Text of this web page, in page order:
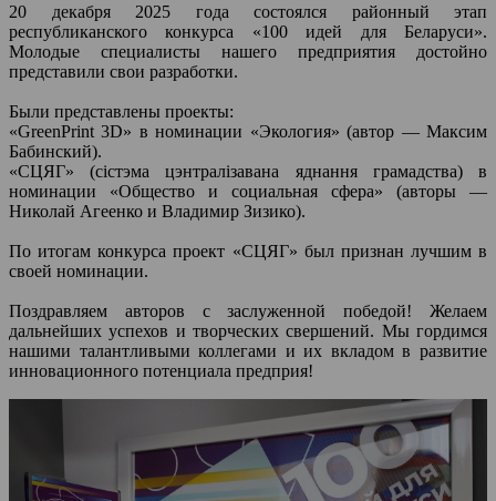
20 декабря 2025 года состоялся районный этап
республиканского конкурса «100 идей для Беларуси».
Молодые специалисты нашего предприятия достойно
представили свои разработки.
Были представлены проекты:
«GreenPrint 3D» в номинации «Экология» (автор — Максим
Бабинский).
«СЦЯГ» (сiстэма цэнтралiзавана яднання грамадства) в
номинации «Общество и социальная сфера» (авторы —
Николай Агеенко и Владимир Зизико).
По итогам конкурса проект «СЦЯГ» был признан лучшим в
своей номинации.
Поздравляем авторов с заслуженной победой! Желаем
дальнейших успехов и творческих свершений. Мы гордимся
нашими талантливыми коллегами и их вкладом в развитие
инновационного потенциала предприя!